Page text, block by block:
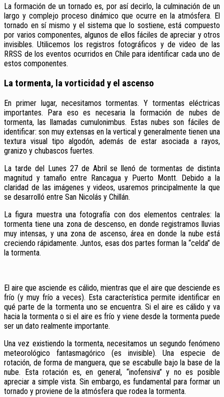
La formación de un tornado es, por así decirlo, la culminación de un
largo y complejo proceso dinámico que ocurre en la atmósfera. El
tornado en sí mismo y el sistema que lo sostiene, está compuesto
por varios componentes, algunos de ellos fáciles de apreciar y otros
invisibles.Utilicemos los registros fotográficos y de video de las
RRSS de los eventos ocurridos en Chile para identificar cada uno de
estos componentes.
La tormenta, la vorticidad y el ascenso
En primer lugar, necesitamos tormentas. Y tormentas eléctricas
importantes. Para eso es necesaria la formación de nubes de
tormenta, las llamadas cumulonimbus. Estas nubes son fáciles de
identificar: son muy extensas en la vertical y generalmente tienen una
textura visual tipo algodón, además de estar asociada a rayos,
granizo y chubascos fuertes.
La tarde del Lunes 27 de Abril se llenó de tormentas de distinta
magnitud y tamaño entre Rancagua y Puerto Montt. Debido a la
claridad de las imágenes y videos, usaremos principalmente la que
se desarrolló entre San Nicolás y Chillán.
La figura muestra una fotografía con dos elementos centrales: la
tormenta tiene una zona de descenso, en donde registramos lluvias
muy intensas, y una zona de ascenso, área en donde la nube está
creciendo rápidamente. Juntos, esas dos partes forman la “celda” de
la tormenta.
El aire que asciende es cálido, mientras que el aire que desciende es
frío (y muy frío a veces). Esta característica permite identificar en
qué parte de la tormenta uno se encuentra. Si el aire es cálido y va
hacia la tormenta o si el aire es frío y viene desde la tormenta puede
ser un dato realmente importante.
Una vez existiendo la tormenta, necesitamos un segundo fenómeno
meteorológico fantasmagórico (es invisible). Una especie de
rotación, de forma de manguera, que se escabulle bajo la base de la
nube. Esta rotación es, en general, “inofensiva” y no es posible
apreciar a simple vista. Sin embargo, es fundamental para formar un
tornado y proviene de la atmósfera que rodea la tormenta.